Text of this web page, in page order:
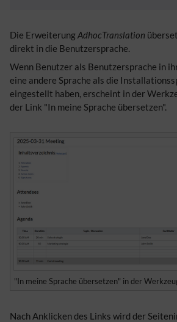
Die ErweiterungAdhocTranslation
direkt in die Benutzersprache.
Wenn Benutzer als Benutzersprache in
eine andere Sprache als die
eingestellt haben, erscheint in der
der Link "In meine Sprache übersetzen".
"In meine Sprache übersetzen" in der
​Nach Anklicken des Links wird der